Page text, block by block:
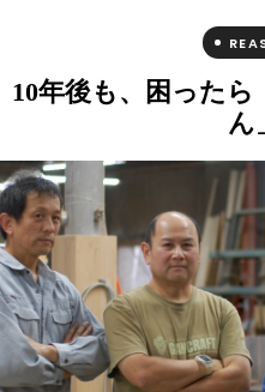
10年後も、困った
ん